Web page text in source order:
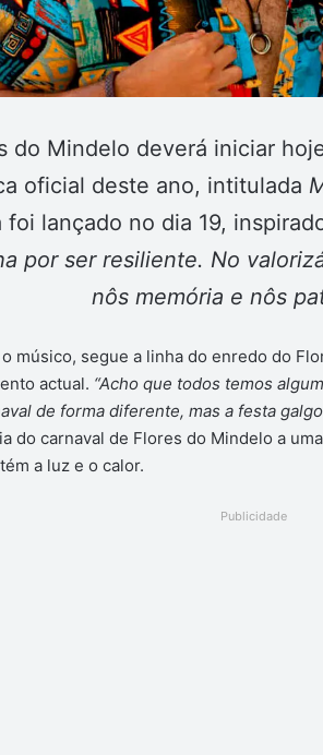
do Mindelo deverá iniciar
oficial deste ano, intitulada
foi lançado no dia 19,
por ser resiliente. No
nôs memória e nôs
músico, segue a linha do enredo do
actual. “Acho que todos temos
de forma diferente, mas a festa
do carnaval de Flores do Mindelo a
a luz e o calor.
Publicidade